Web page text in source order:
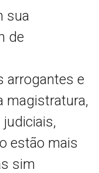
sua
de
arrogantes e
magistratura,
estão mais
sim